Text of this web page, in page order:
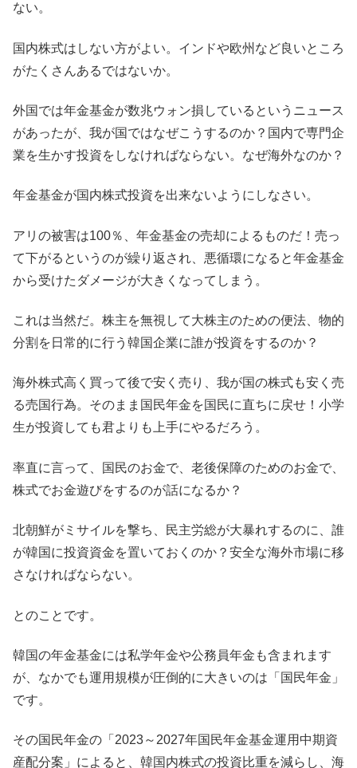
ない。
国内株式はしない方がよい。インドや欧州など良いところ
がたくさんあるではないか。
外国では年金基金が数兆ウォン損しているというニュース
があったが、我が国ではなぜこうするのか？国内で専門企
業を生かす投資をしなければならない。なぜ海外なのか？
年金基金が国内株式投資を出来ないようにしなさい。
アリの被害は100％、年金基金の売却によるものだ！売っ
て下がるというのが繰り返され、悪循環になると年金基金
から受けたダメージが大きくなってしまう。
これは当然だ。株主を無視して大株主のための便法、物的
分割を日常的に行う韓国企業に誰が投資をするのか？
海外株式高く買って後で安く売り、我が国の株式も安く売
る売国行為。そのまま国民年金を国民に直ちに戻せ！小学
生が投資しても君よりも上手にやるだろう。
率直に言って、国民のお金で、老後保障のためのお金で、
株式でお金遊びをするのが話になるか？
北朝鮮がミサイルを撃ち、民主労総が大暴れするのに、誰
が韓国に投資資金を置いておくのか？安全な海外市場に移
さなければならない。
とのことです。
韓国の年金基金には私学年金や公務員年金も含まれます
が、なかでも運用規模が圧倒的に大きいのは「国民年金」
です。
その国民年金の「2023～2027年国民年金基金運用中期資
産配分案」によると、韓国内株式の投資比重を減らし、海